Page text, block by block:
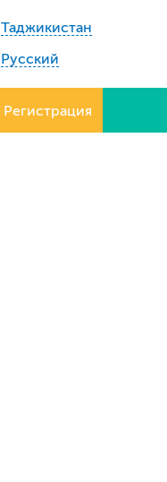
Таджикистан
Русский
Регистрация